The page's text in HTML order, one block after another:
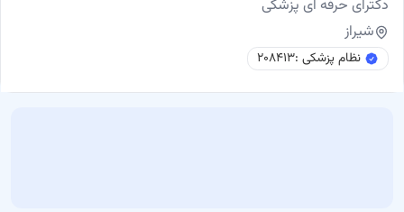
دکترای حرفه ای پزشکی
شیراز
نظام پزشکی :۲۰۸۴۱۳